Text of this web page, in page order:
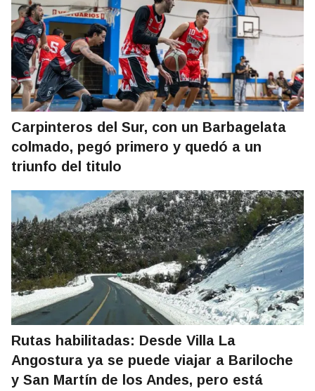
Carpinteros del Sur, con un Barbagelata
colmado, pegó primero y quedó a un
triunfo del titulo
Rutas habilitadas: Desde Villa La
Angostura ya se puede viajar a Bariloche
y San Martín de los Andes, pero está